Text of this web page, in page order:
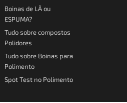
Boinas de LÃ ou
ESPUMA?
Tudo sobre compostos
Polidores
Tudo sobre Boinas para
Polimento
Spot Test no Polimento